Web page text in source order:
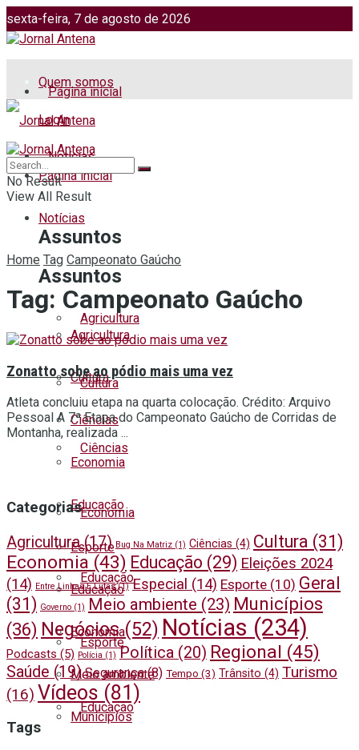
sexta-feira, 7 de agosto de 2026
Jornalismo: (51) 98599 2486
Quem somos
Login
Página inicial
Notícias
Assuntos
Agricultura
Cultura
Ciências
Economia
Educação
Esporte
Educação
Página inicial
Notícias
Assuntos
Agricultura
Cultura
Ciências
Economia
Educação
Esporte
Educação
Economia
Meio ambiente
Municípios
No Result
View All Result
Home Tag Campeonato Gaúcho
Tag: Campeonato Gaúcho
Zonatto sobe ao pódio mais uma vez
Atleta concluiu etapa na quarta colocação. Crédito: Arquivo
Pessoal A 7ª Etapa do Campeonato Gaúcho de Corridas de
Montanha, realizada ...
Categorias
Agricultura(17) Bug Na Matriz (1) Ciências (4) Cultura (31)
Economia (43) Educação (29) Eleições 2024
(14) Entre Linhas E Lutas(1) Especial (14) Esporte (10) Geral
(31) Governo (1) Meio ambiente (23) Municípios
(36) Negócios(52) Notícias (234)
Podcasts (5) Polícia (1) Política (20) Regional (45)
Saúde (19) Segurança(8) Tempo (3) Trânsito (4) Turismo
(16) Vídeos (81)
Tags